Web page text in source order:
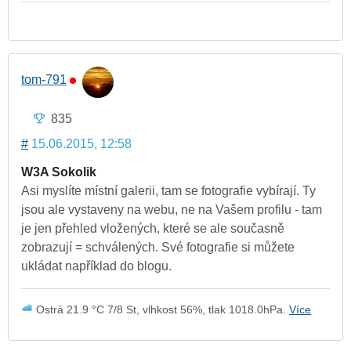
tom-791
835
# 15.06.2015, 12:58
W3A Sokolik
Asi myslíte místní galerii, tam se fotografie vybírají. Ty
jsou ale vystaveny na webu, ne na Vašem profilu - tam
je jen přehled vložených, které se ale současně
zobrazují = schválených. Své fotografie si můžete
ukládat například do blogu.
Ostrá 21.9 °C 7/8 St, vlhkost 56%, tlak 1018.0hPa. Více